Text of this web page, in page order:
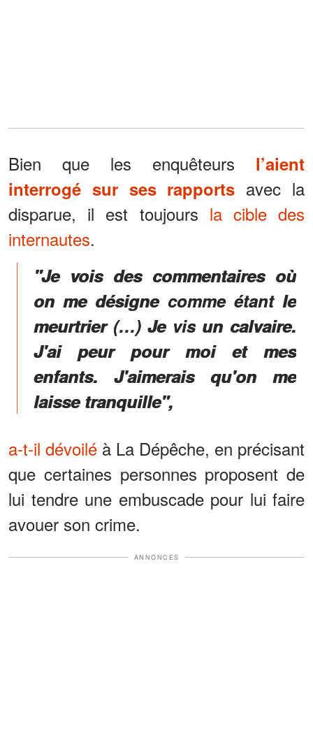
Bien que les enquêteurs l’aient
interrogé sur ses rapports avec la
disparue, il est toujours la cible des
internautes.
"Je vois des commentaires où
on me désigne comme étant le
meurtrier (…) Je vis un calvaire.
J'ai peur pour moi et mes
enfants. J'aimerais qu'on me
laisse tranquille",
a-t-il dévoilé à La Dépêche, en précisant
que certaines personnes proposent de
lui tendre une embuscade pour lui faire
avouer son crime.
ANNONCES